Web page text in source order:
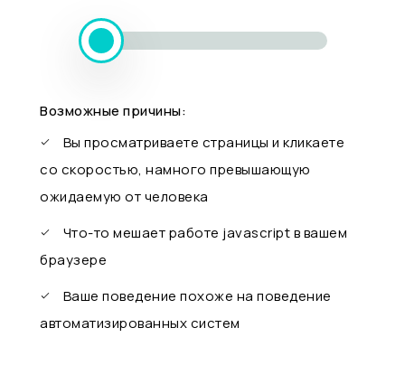
Возможные причины:
Вы просматриваете страницы и кликаете
со скоростью, намного превышающую
ожидаемую от человека
Что-то мешает работе javascript в вашем
браузере
Ваше поведение похоже на поведение
автоматизированных систем